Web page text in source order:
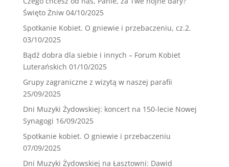
Święto Żniw 04/10/2025
Spotkanie Kobiet. O gniewie i przebaczeniu, cz.2.
03/10/2025
Bądź dobra dla siebie i innych – Forum Kobiet
Luterańskich 01/10/2025
Grupy zagraniczne z wizytą w naszej parafii
25/09/2025
Dni Muzyki Żydowskiej: koncert na 150-lecie Nowej
Synagogi 16/09/2025
Spotkanie kobiet. O gniewie i przebaczeniu
07/09/2025
Dni Muzyki Żydowskiej na Łasztowni: Dawid